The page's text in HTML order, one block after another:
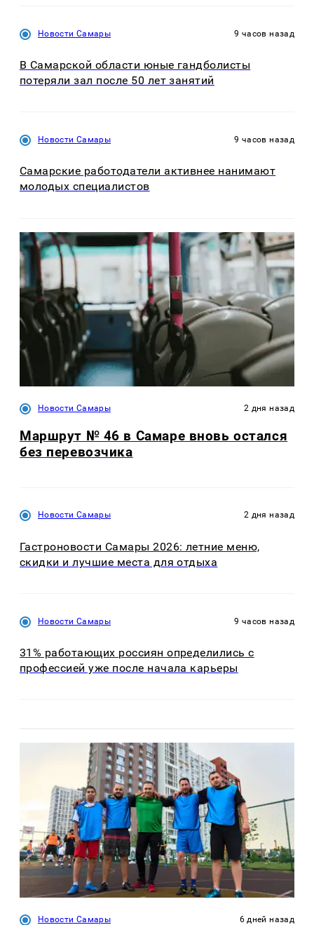
Новости Самары 9 часов назад
В Самарской области юные гандболисты
потеряли зал после 50 лет занятий
Новости Самары 9 часов назад
Самарские работодатели активнее нанимают
молодых специалистов
Новости Самары 2 дня назад
Маршрут № 46 в Самаре вновь остался
без перевозчика
Новости Самары 2 дня назад
Гастроновости Самары 2026: летние меню,
скидки и лучшие места для отдыха
Новости Самары 9 часов назад
31% работающих россиян определились с
профессией уже после начала карьеры
Новости Самары 6 дней назад